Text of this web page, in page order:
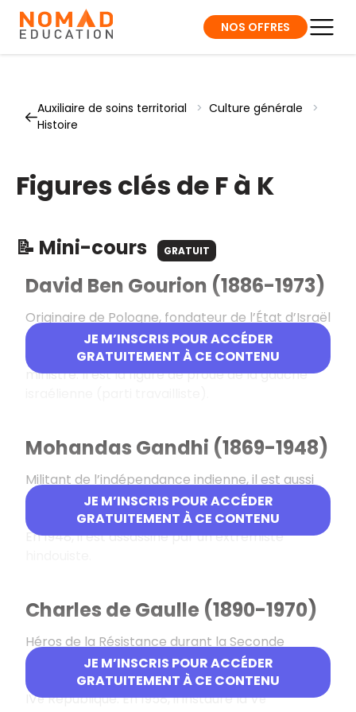
NOS OFFRES
Auxiliaire de soins territorial > Culture générale
>
Histoire
Figures clés de F à K
📝 Mini-cours GRATUIT
JE M’INSCRIS POUR ACCÉDER
GRATUITEMENT À CE CONTENU
David Ben Gourion (1886-1973)
Originaire de Pologne, fondateur de l’État d’Israël
dont il proclame la création en 1948, il exerce à
plusieurs reprises les fonctions de Premier
ministre. Il est la figure de proue de la gauche
JE M’INSCRIS POUR ACCÉDER
GRATUITEMENT À CE CONTENU
Mohandas Gandhi (1869-1948)
Militant de l’indépendance indienne, il est aussi
un partisan résolu de la non-violence. Il s’oppose
à la Partition de l’Inde mais ne peut l’empêcher.
En 1948, il est assassiné par un extrémiste
JE M’INSCRIS POUR ACCÉDER
GRATUITEMENT À CE CONTENU
Charles de Gaulle (1890-1970)
Héros de la Résistance durant la Seconde
Guerre mondiale, il renonce être le chef de l’État
en 1946 par désaccord avec les institutions de la
IVeRépublique. En 1958, il instaure la Ve